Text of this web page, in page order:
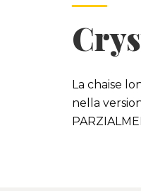
La chaise
nella